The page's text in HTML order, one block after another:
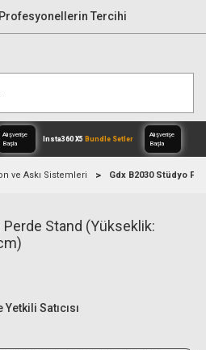
Tercihi
Bundle Setler
Alışverişe
ve Askı Sistemleri Gdx B2030 Stüdyo
Stand (Yükseklik:
Yetkili Satıcısı